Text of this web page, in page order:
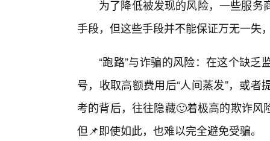
为了降低被发现的风险，一些服务
手段，但这些手段并不能保证万无一失
“跑路”与诈骗的风险：在这个缺
号，收取高额费用后“人间蒸发”，或
考的背后，往往隐藏🙂着极高的欺诈
但📌即使如此，也难以完全避免受骗。